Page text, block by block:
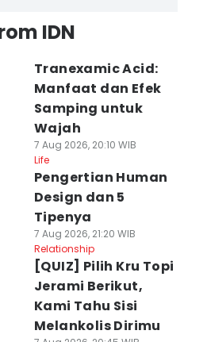
IDN
Tranexamic Acid:
Manfaat dan Efek
Samping untuk
Wajah
7 Aug 2026, 20:10 WIB
Life
Pengertian Human
Design dan 5
Tipenya
7 Aug 2026, 21:20 WIB
Relationship
[QUIZ] Pilih Kru Topi
Jerami Berikut,
Kami Tahu Sisi
Melankolis Dirimu